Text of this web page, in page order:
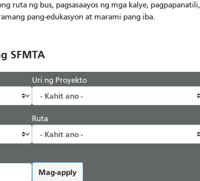
ruta ng bus, pagsasaayos ng mga kalye, pagpapanatili,
pang-edukasyon at marami pang iba.
SFMTA
Uri ng Proyekto
Ruta
Mag-apply